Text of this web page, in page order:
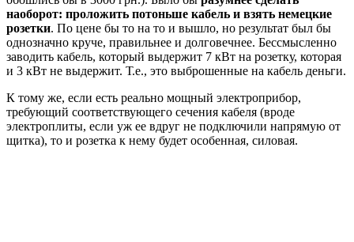
наоборот: проложить потоньше кабель и взять немецкие
розетки. По цене бы то на то и вышло, но результат был бы
однозначно круче, правильнее и долговечнее. Бессмысленно
заводить кабель, который выдержит 7 кВт на розетку, которая
и 3 кВт не выдержит. Т.е., это выброшенные на кабель деньги.
К тому же, если есть реально мощный электроприбор,
требующий соответствующего сечения кабеля (вроде
электроплиты, если уж ее вдруг не подключили напрямую от
щитка), то и розетка к нему будет особенная, силовая.